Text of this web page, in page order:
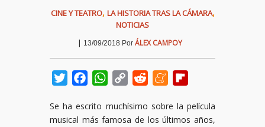
CINE Y TEATRO, LA HISTORIA TRAS LA CÁMARA,
NOTICIAS
| 13/09/2018 Por ÁLEX CAMPOY
TwitterFacebookWhatsApp
Copy
Reddit Meneame
Se ha escrito muchísimo sobre la película
musical más famosa de los últimos años,